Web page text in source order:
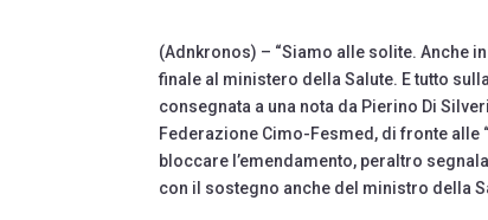
(Adnkronos) – “Siamo alle solite. Anche
finale al ministero della Salute. E tutto
consegnata a una nota da Pierino Di
Federazione Cimo-Fesmed, di fronte
bloccare l’emendamento, peraltro
con il sostegno anche del ministro della